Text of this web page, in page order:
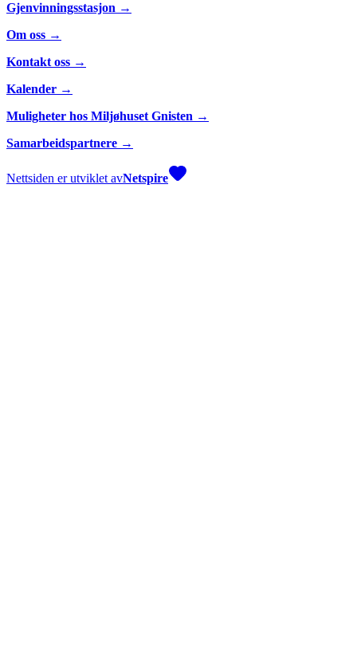
Gjenvinningsstasjon →
Om oss →
Kontakt oss →
Kalender →
Muligheter hos Miljøhuset Gnisten →
Samarbeidspartnere →
Nettsiden er utviklet avNetspire